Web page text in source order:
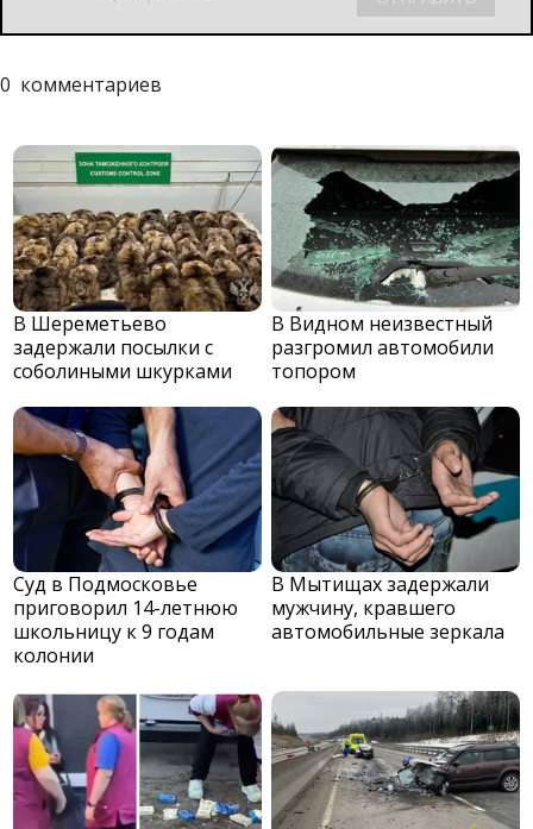
0 комментариев
В Шереметьево
задержали посылки с
соболиными шкурками
В Видном неизвестный
разгромил автомобили
топором
Суд в Подмосковье
приговорил 14-летнюю
школьницу к 9 годам
колонии
В Мытищах задержали
мужчину, кравшего
автомобильные зеркала